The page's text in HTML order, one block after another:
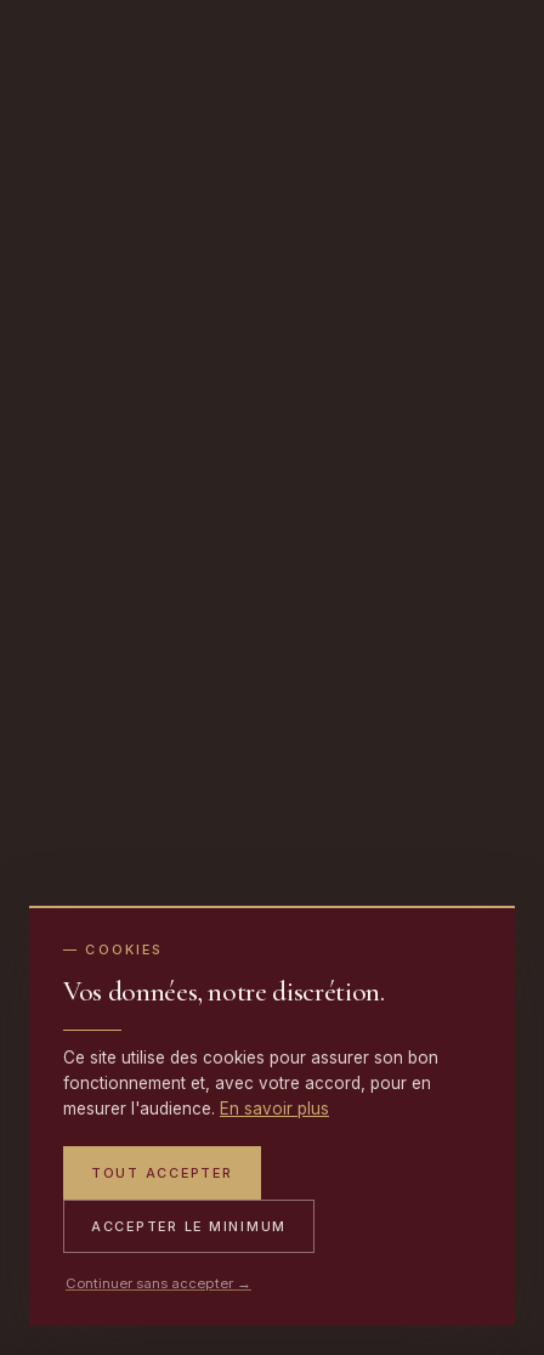
— COOKIES
Vos données, notre discrétion.
Ce site utilise des cookies pour assurer son bon
fonctionnement et, avec votre accord, pour en
mesurer l'audience. En savoir plus
TOUT ACCEPTER
ACCEPTER LE MINIMUM
Continuer sans accepter →